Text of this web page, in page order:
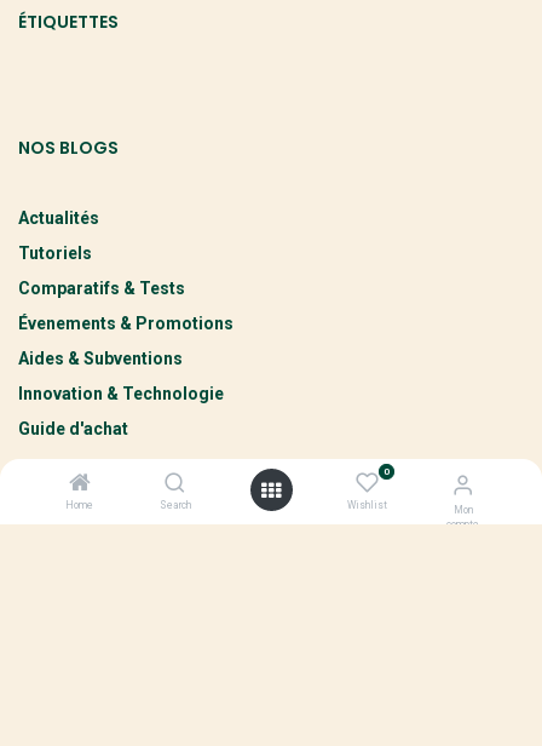
Home Search
0
Wishlist
Mon
compte
ÉTIQUETTES
NOS BLOGS
Actualités
Tutoriels
Comparatifs & Tests
Évenements & Promotions
Aides & Subventions
Innovation & Technologie
Guide d'achat
ARCHIVE